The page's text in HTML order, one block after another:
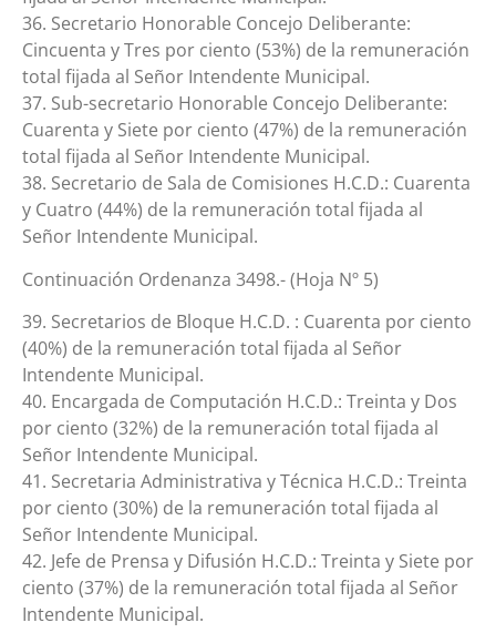
36. Secretario Honorable Concejo Deliberante:
Cincuenta y Tres por ciento (53%) de la remuneración
total fijada al Señor Intendente Municipal.
37. Sub-secretario Honorable Concejo Deliberante:
Cuarenta y Siete por ciento (47%) de la remuneración
total fijada al Señor Intendente Municipal.
38. Secretario de Sala de Comisiones H.C.D.: Cuarenta
y Cuatro (44%) de la remuneración total fijada al
Señor Intendente Municipal.
Continuación Ordenanza 3498.- (Hoja Nº 5)
39. Secretarios de Bloque H.C.D. : Cuarenta por ciento
(40%) de la remuneración total fijada al Señor
Intendente Municipal.
40. Encargada de Computación H.C.D.: Treinta y Dos
por ciento (32%) de la remuneración total fijada al
Señor Intendente Municipal.
41. Secretaria Administrativa y Técnica H.C.D.: Treinta
por ciento (30%) de la remuneración total fijada al
Señor Intendente Municipal.
42. Jefe de Prensa y Difusión H.C.D.: Treinta y Siete por
ciento (37%) de la remuneración total fijada al Señor
Intendente Municipal.